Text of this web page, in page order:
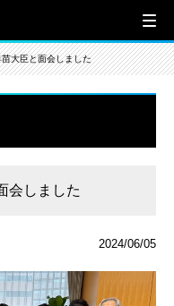
大臣と面会しました
会しました
2024/06/05